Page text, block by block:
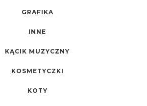
GRAFIKA
INNE
KĄCIK MUZYCZNY
KOSMETYCZKI
KOTY